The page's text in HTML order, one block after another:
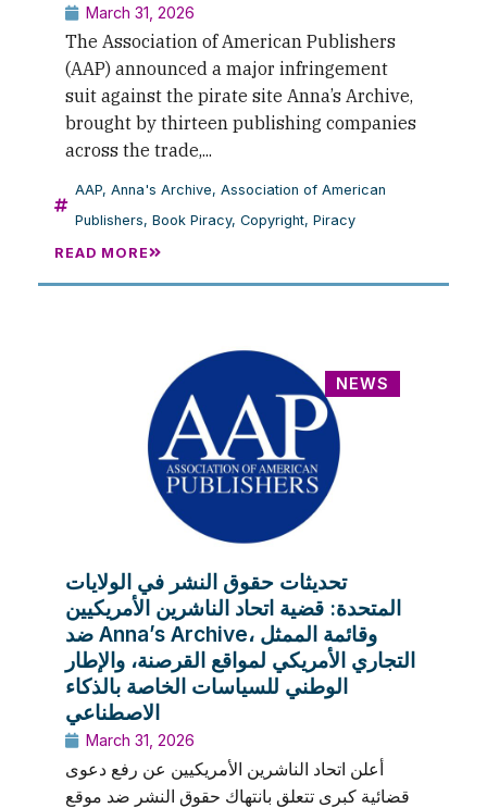
March 31, 2026
The Association of American Publishers
(AAP) announced a major infringement
suit against the pirate site Anna’s Archive,
brought by thirteen publishing companies
across the trade,...
AAP, Anna's Archive, Association of American
Publishers, Book Piracy, Copyright, Piracy
READ MORE
NEWS
تحديثات حقوق النشر في الولايات
المتحدة: قضية اتحاد الناشرين الأمريكيين
ضد Anna’s Archive، وقائمة الممثل
التجاري الأمريكي لمواقع القرصنة، والإطار
الوطني للسياسات الخاصة بالذكاء
الاصطناعي
March 31, 2026
أعلن اتحاد الناشرين الأمريكيين عن رفع دعوى
قضائية كبرى تتعلق بانتهاك حقوق النشر ضد موقع